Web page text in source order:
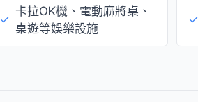
✓
卡拉OK機、電動麻將桌、
桌遊等娛樂設施
✓